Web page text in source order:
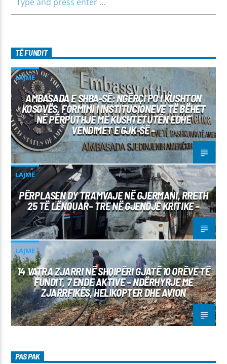
TË FUNDIT
LAJME
AMBASADA E SHBA-SË: NGËRÇI PO I KUSHTON
KOSOVËS, FORMIMI I INSTITUCIONEVE TË BËHET
NË PËRPUTHJE ME KUSHTETUTËN EDHE
VENDIMET E GJK-SË –
LAJME
PËRPLASEN DY TRAMVAJE NË GJERMANI, RRETH
25 TË LËNDUAR– TRE NË GJENDJE KRITIKE –
LAJME
14 VATRA ZJARRI NË SHQIPËRI GJATË 10 ORËVE TË
FUNDIT, 7 ENDE AKTIVE – NDËRHYRJE ME
ZJARRFIKËS, HELIKOPTER DHE AVION
PAS PAK